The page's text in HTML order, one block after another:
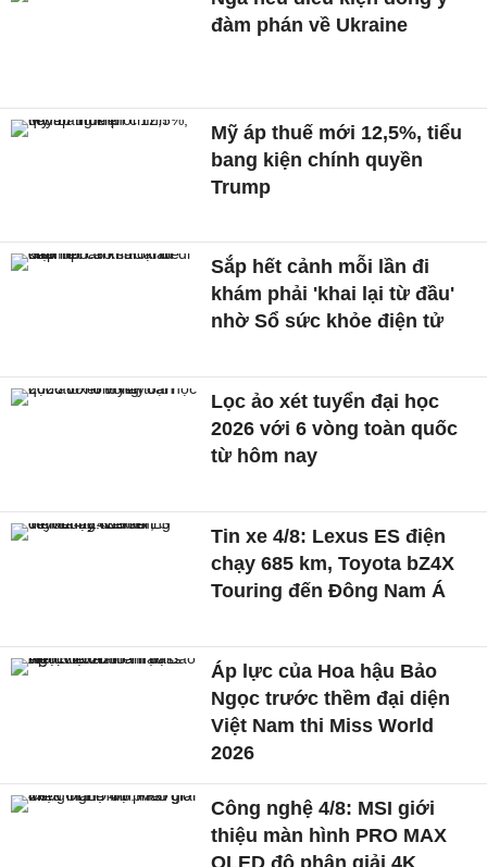
đàm phán về Ukraine
Mỹ áp thuế mới 12,5%, tiểu
bang kiện chính quyền
Trump
Sắp hết cảnh mỗi lần đi
khám phải 'khai lại từ đầu'
nhờ Sổ sức khỏe điện tử
Lọc ảo xét tuyển đại học
2026 với 6 vòng toàn quốc
từ hôm nay
Tin xe 4/8: Lexus ES điện
chạy 685 km, Toyota bZ4X
Touring đến Đông Nam Á
Áp lực của Hoa hậu Bảo
Ngọc trước thềm đại diện
Việt Nam thi Miss World
2026
Công nghệ 4/8: MSI giới
thiệu màn hình PRO MAX
OLED độ phân giải 4K